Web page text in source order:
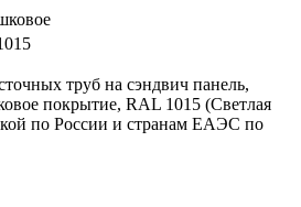
труб на сэндвич панель,
покрытие, RAL 1015 (Светлая
по России и странам ЕАЭС по